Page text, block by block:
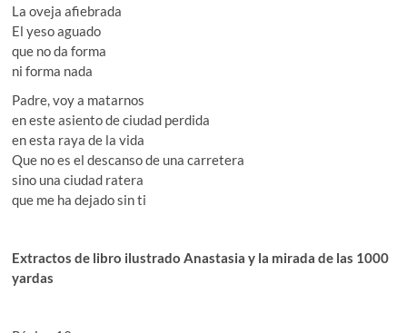
La oveja afiebrada
El yeso aguado
que no da forma
ni forma nada
Padre, voy a matarnos
en este asiento de ciudad perdida
en esta raya de la vida
Que no es el descanso de una carretera
sino una ciudad ratera
que me ha dejado sin ti
Extractos de libro ilustrado Anastasia y la mirada de las 1000
yardas